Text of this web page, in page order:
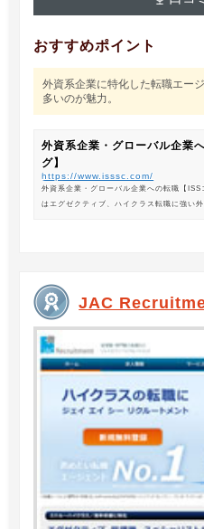
おすすめポイント
外資系企業に特化した転職エー
多いのが魅力。
外資系企業・グローバル企業
グ】
https://www.isssc.com/
外資系企業・グローバル企業への転職【
はエグゼクティブ、ハイクラス転職に強い
JAC